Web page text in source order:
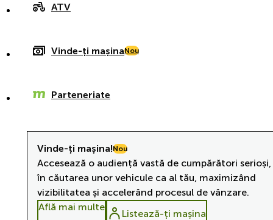
ATV
Vinde-ți mașinaNou
Parteneriate
Vinde-ți mașina!Nou
Accesează o audiență vastă de cumpărători
în căutarea unor vehicule ca al tău, maximizând
vizibilitatea și accelerând procesul de vânzare.
Află mai multe
Listează-ți mașina